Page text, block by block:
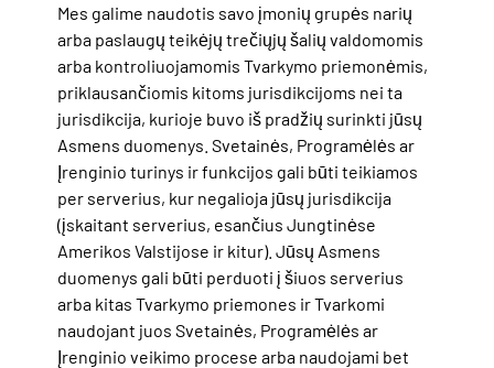
Mes galime naudotis savo įmonių grupės narių
arba paslaugų teikėjų trečiųjų šalių valdomomis
arba kontroliuojamomis Tvarkymo priemonėmis,
priklausančiomis kitoms jurisdikcijoms nei ta
jurisdikcija, kurioje buvo iš pradžių surinkti jūsų
Asmens duomenys. Svetainės, Programėlės ar
Įrenginio turinys ir funkcijos gali būti teikiamos
per serverius, kur negalioja jūsų jurisdikcija
(įskaitant serverius, esančius Jungtinėse
Amerikos Valstijose ir kitur). Jūsų Asmens
duomenys gali būti perduoti į šiuos serverius
arba kitas Tvarkymo priemones irTvarkomi
naudojant juos Svetainės, Programėlės ar
Įrenginio veikimo procese arba naudojami bet